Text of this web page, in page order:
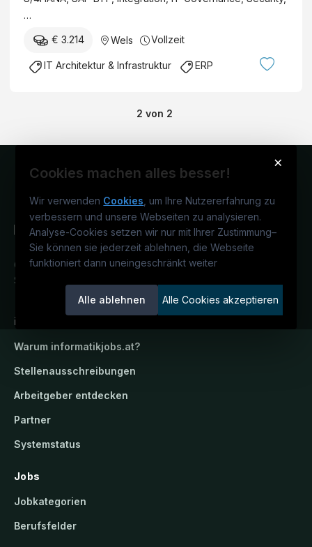
n
t
m
&
C
K
G
…
€ 3.214 Wels Vollzeit
IT Architektur & Infrastruktur ERP
2 von 2
×
Cookies machen alles besser!
Wir verwenden Cookies , um Ihre Nutzererfahrung zu
verbessern und unsere Webseiten zu analysieren.
Analyse-Cookies setzen wir nur mit Ihrer Zustimmung–
Sie können sie jederzeit ablehnen, die Webseite
funktioniert dann uneingeschränkt weiter
Alle ablehnen Alle Cookies akzeptieren
Österreichs IT-Karriereportal.Ein
Service der candidatis GmbH.
informatikjobs.at
Warum informatikjobs.at?
Stellenausschreibungen
Arbeitgeber entdecken
Partner
Systemstatus
Jobs
Jobkategorien
Berufsfelder